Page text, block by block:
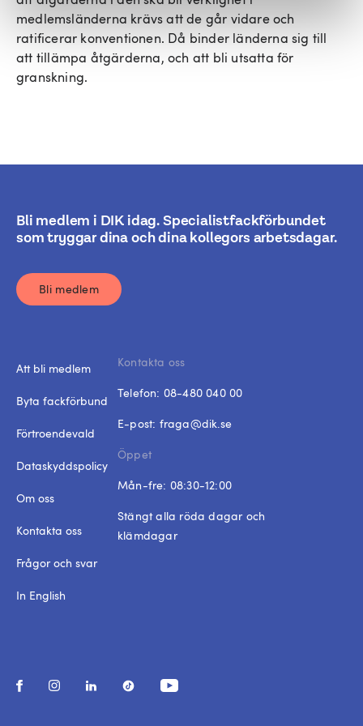
medlemsländerna krävs att de går vidare och
ratificerar konventionen. Då binder länderna sig till
att tillämpa åtgärderna, och att bli utsatta för
granskning.
Bli medlem i DIK idag. Specialistfackförbundet
som tryggar dina och dina kollegors arbetsdagar.
Bli medlem
Att bli medlem
Byta fackförbund
Förtroendevald
Dataskyddspolicy
Om oss
Kontakta oss
Frågor och svar
In English
Kontakta oss
Telefon: 08-480 040 00
E-post: fraga@dik.se
Öppet
Mån-fre: 08:30-12:00
Stängt alla röda dagar och
klämdagar